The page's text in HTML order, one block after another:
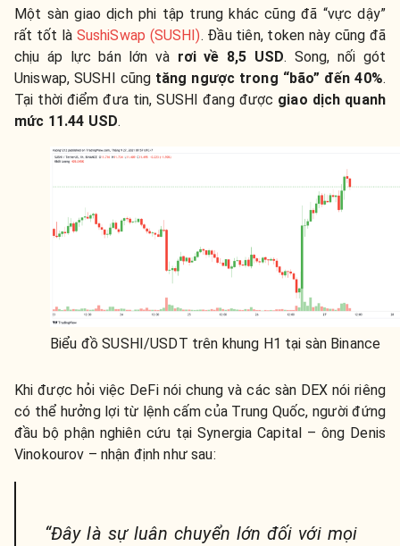
Một sàn giao dịch phi tập trung khác cũng đã “vực dậy”
rất tốt là SushiSwap (SUSHI). Đầu tiên, token này cũng đã
chịu áp lực bán lớn và rơi về 8,5 USD. Song, nối gót
Uniswap, SUSHI cũng tăng ngược trong “bão” đến 40%.
Tại thời điểm đưa tin, SUSHI đang được giao dịch quanh
mức 11.44 USD.
Biểu đồ SUSHI/USDT trên khung H1 tại sàn Binance
Khi được hỏi việc DeFi nói chung và các sàn DEX nói riêng
có thể hưởng lợi từ lệnh cấm của Trung Quốc, người đứng
đầu bộ phận nghiên cứu tại Synergia Capital – ông Denis
Vinokourov – nhận định như sau:
“Đây là sự luân chuyển lớn đối với mọi